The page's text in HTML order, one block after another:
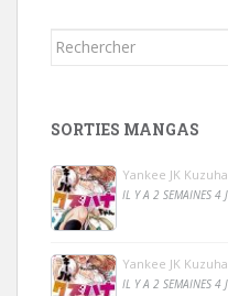
Rechercher...
SORTIES MANGAS
Yankee JK
IL Y A 2 SEMAINES 4
Yankee JK
IL Y A 2 SEMAINES 4